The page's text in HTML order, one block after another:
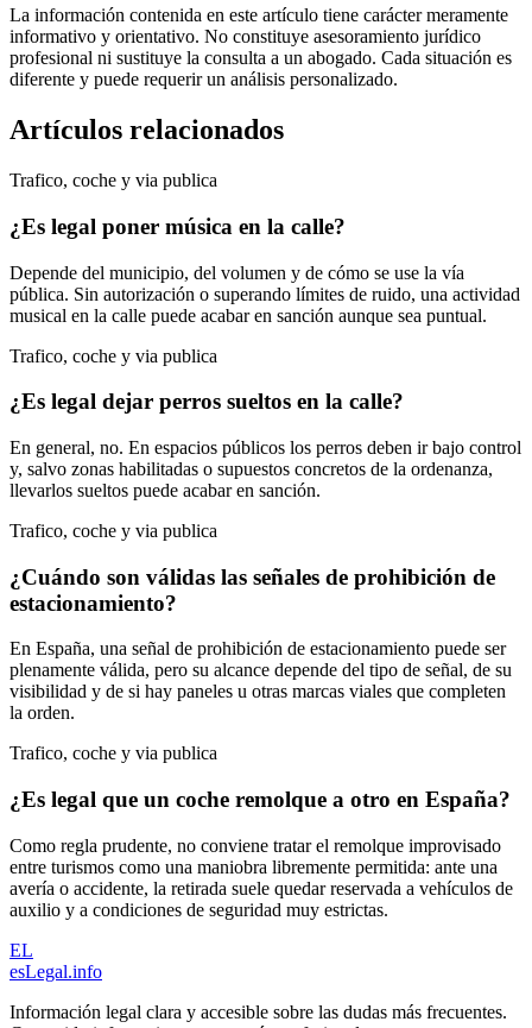
La información contenida en este artículo tiene carácter meramente
informativo y orientativo. No constituye asesoramiento jurídico
profesional ni sustituye la consulta a un abogado. Cada situación es
diferente y puede requerir un análisis personalizado.
Artículos relacionados
Trafico, coche y via publica
¿Es legal poner música en la calle?
Depende del municipio, del volumen y de cómo se use la vía
pública. Sin autorización o superando límites de ruido, una actividad
musical en la calle puede acabar en sanción aunque sea puntual.
Trafico, coche y via publica
¿Es legal dejar perros sueltos en la calle?
En general, no. En espacios públicos los perros deben ir bajo control
y, salvo zonas habilitadas o supuestos concretos de la ordenanza,
llevarlos sueltos puede acabar en sanción.
Trafico, coche y via publica
¿Cuándo son válidas las señales de prohibición de
estacionamiento?
En España, una señal de prohibición de estacionamiento puede ser
plenamente válida, pero su alcance depende del tipo de señal, de su
visibilidad y de si hay paneles u otras marcas viales que completen
la orden.
Trafico, coche y via publica
¿Es legal que un coche remolque a otro en España?
Como regla prudente, no conviene tratar el remolque improvisado
entre turismos como una maniobra libremente permitida: ante una
avería o accidente, la retirada suele quedar reservada a vehículos de
auxilio y a condiciones de seguridad muy estrictas.
EL
esLegal.info
Información legal clara y accesible sobre las dudas más frecuentes.